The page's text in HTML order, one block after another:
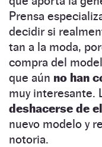
Prensa
decidir si
tan a la moda,
compra del
que aún no han
muy interesante.
deshacerse de
nuevo modelo y
notoria.